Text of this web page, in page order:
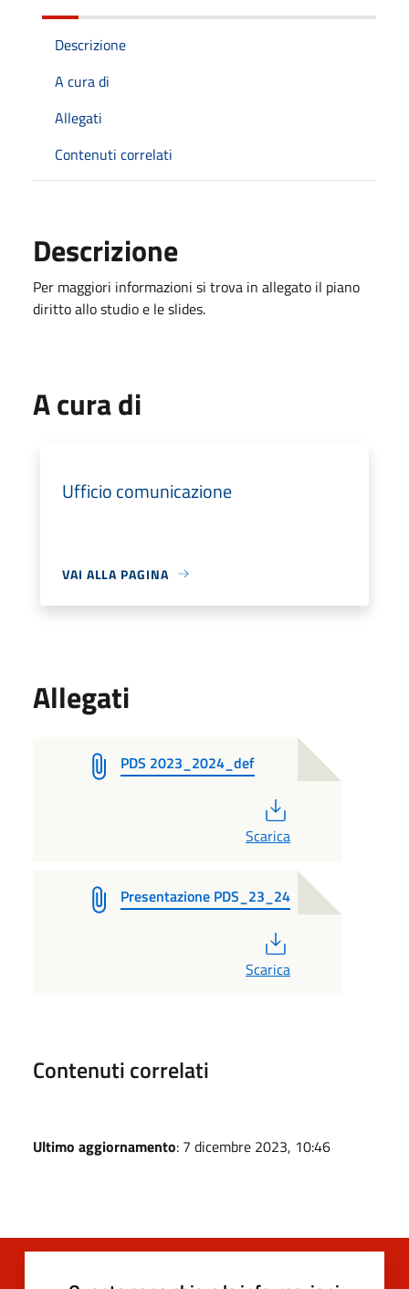
Descrizione
A cura di
Allegati
Contenuti correlati
Descrizione
Per maggiori informazioni si trova in allegato il piano
diritto allo studio e le slides.
A cura di
Ufficio comunicazione
VAI ALLA PAGINA
Allegati
PDS 2023_2024_def
Scarica
Presentazione PDS_23_24
Scarica
Contenuti correlati
Ultimo aggiornamento: 7 dicembre 2023, 10:46